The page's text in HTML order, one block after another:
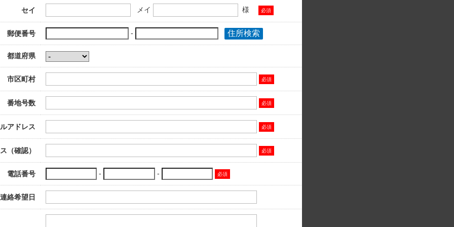
セイ メイ 様 必須
郵便番号 -
都道府県
市区町村 必須
番地号数 必須
アドレス 必須
（確認） 必須
電話番号 - - 必須
連絡希望日